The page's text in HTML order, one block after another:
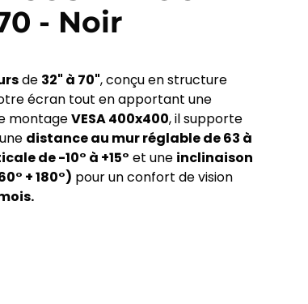
- Noir
de 32" à 70", conçu en structure
écran tout en apportant une
montageVESA 400x400, il supporte
distance au mur réglable de 63 à
de -10° à +15° et une inclinaison
+ 180°) pour un confort de vision